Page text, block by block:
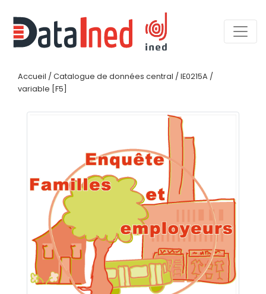
Accueil / Catalogue de données central / IE0215A /
variable [F5]